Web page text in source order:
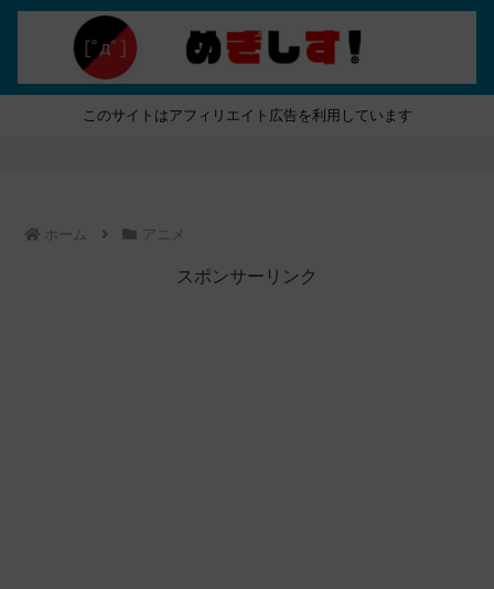
このサイトはアフィリエイト広告を利用しています
ホーム アニメ
スポンサーリンク